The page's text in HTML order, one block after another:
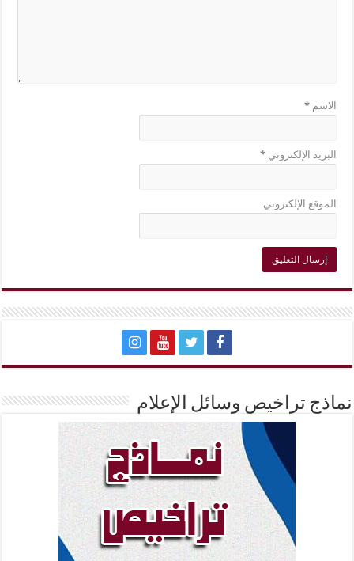
الاسم*
البريد الإلكتروني*
الموقع الإلكتروني
نماذج تراخيص وسائل الإعلام